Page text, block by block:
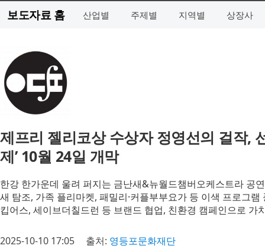
보도자료 홈 산업별 주제별 지역별 상장사
제프리 젤리코상 수상자 정영선의 걸작,
제’ 10월 24일 개막
한강 한가운데 울려 퍼지는 금난새&뉴월드챔버오케스트라 공
새 탐조, 가족 플리마켓, 패밀리·커플부부요가 등 이색 프로그램
킵어스, 세이브더칠드런 등 브랜드 협업, 친환경 캠페인으로 가
2025-10-10 17:05 출처: 영등포문화재단